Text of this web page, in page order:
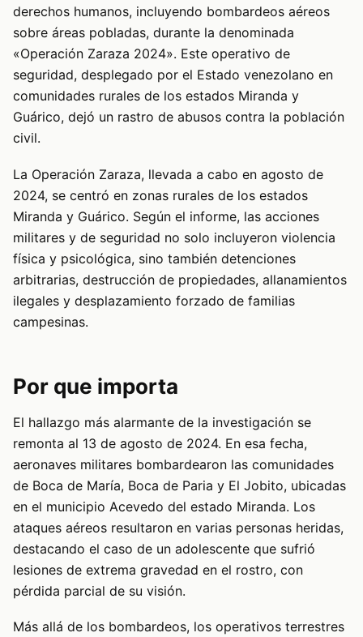
derechos humanos, incluyendo bombardeos aéreos
sobre áreas pobladas, durante la denominada
«Operación Zaraza 2024». Este operativo de
seguridad, desplegado por el Estado venezolano en
comunidades rurales de los estados Miranda y
Guárico, dejó un rastro de abusos contra la población
civil.
La Operación Zaraza, llevada a cabo en agosto de
2024, se centró en zonas rurales de los estados
Miranda y Guárico. Según el informe, las acciones
militares y de seguridad no solo incluyeron violencia
física y psicológica, sino también detenciones
arbitrarias, destrucción de propiedades, allanamientos
ilegales y desplazamiento forzado de familias
campesinas.
Por que importa
El hallazgo más alarmante de la investigación se
remonta al 13 de agosto de 2024. En esa fecha,
aeronaves militares bombardearon las comunidades
de Boca de María, Boca de Paria y El Jobito, ubicadas
en el municipio Acevedo del estado Miranda. Los
ataques aéreos resultaron en varias personas heridas,
destacando el caso de un adolescente que sufrió
lesiones de extrema gravedad en el rostro, con
pérdida parcial de su visión.
Más allá de los bombardeos, los operativos terrestres